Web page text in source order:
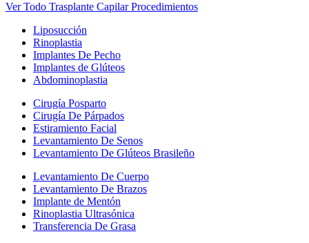
Ver Todo Trasplante Capilar Procedimientos
Liposucción
Rinoplastia
Implantes De Pecho
Implantes de Glúteos
Abdominoplastia
Cirugía Posparto
Cirugía De Párpados
Estiramiento Facial
Levantamiento De Senos
Levantamiento De Glúteos Brasileño
Levantamiento De Cuerpo
Levantamiento De Brazos
Implante de Mentón
Rinoplastia Ultrasónica
Transferencia De Grasa